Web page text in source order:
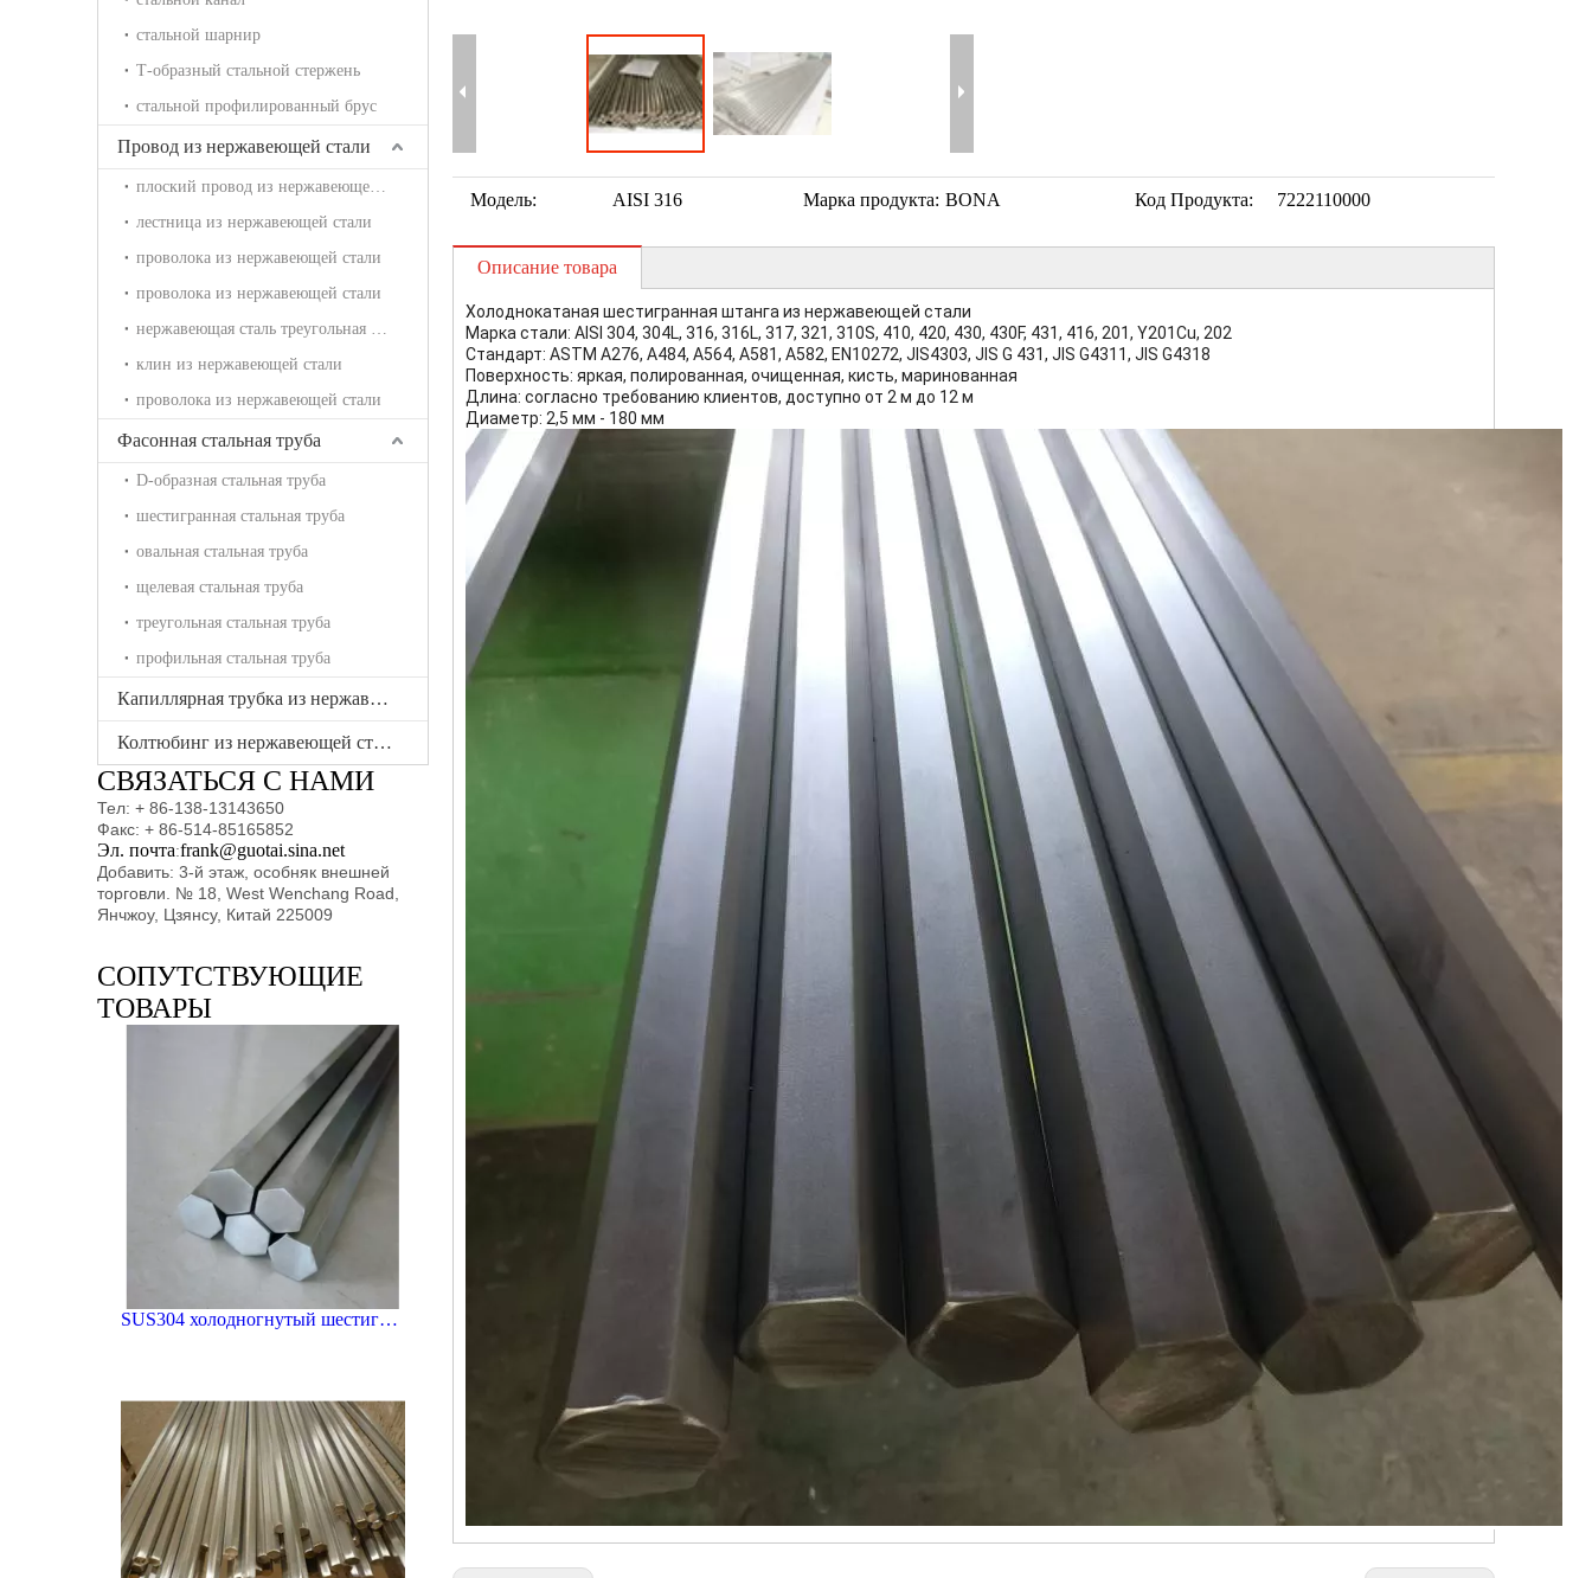
стальной шарнир
Т-образный стальной стержень
стальной профилированный брус
Провод из нержавеющей стали
плоский провод из нержавеющей стали
лестница из нержавеющей стали
проволока из нержавеющей стали
проволока из нержавеющей стали
нержавеющая сталь треугольная проволока
клин из нержавеющей стали
проволока из нержавеющей стали
Фасонная стальная труба
D-образная стальная труба
шестигранная стальная труба
овальная стальная труба
щелевая стальная труба
треугольная стальная труба
профильная стальная труба
Капиллярная трубка из нержавеющей стали
Колтюбинг из нержавеющей стали
СВЯЗАТЬСЯ С НАМИ
Тел: + 86-138-13143650
Факс: + 86-514-85165852
Эл. почта:frank@guotai.sina.net
Добавить: 3-й этаж, особняк внешней
торговли. № 18, West Wenchang Road,
Янчжоу, Цзянсу, Китай 225009
СОПУТСТВУЮЩИЕ
ТОВАРЫ
SUS304 холодногнутый шестигранный пруток из нержавеющей стали
Модель: AISI 316 Марка продукта: BONA Код Продукта: 7222110000
Описание товара
Холоднокатаная шестигранная штанга из нержавеющей стали
Марка стали: AISI 304, 304L, 316, 316L, 317, 321, 310S, 410, 420, 430, 430F, 431, 416, 201, Y201Cu, 202
Стандарт: ASTM A276, A484, A564, A581, A582, EN10272, JIS4303, JIS G 431, JIS G4311, JIS G4318
Поверхность: яркая, полированная, очищенная, кисть, маринованная
Длина: согласно требованию клиентов, доступно от 2 м до 12 м
Диаметр: 2,5 мм - 180 мм